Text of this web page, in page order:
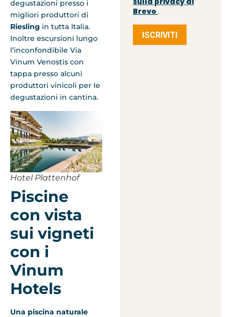
degustazioni presso i
migliori produttori di
Riesling in tutta Italia.
Inoltre escursioni lungo
l’inconfondibile Via
Vinum Venostis con
tappa presso alcuni
produttori vinicoli per le
degustazioni in cantina.
Hotel Plattenhof
Piscine
con vista
sui vigneti
con i
Vinum
Hotels
Una piscina naturale
Brevo .
ISCRIVITI